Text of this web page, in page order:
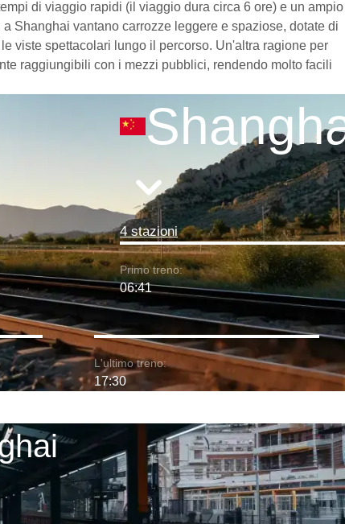
di viaggio rapidi (il viaggio dura circa 6 ore) e un ampio
Shanghai vantano carrozze leggere e spaziose, dotate di
viste spettacolari lungo il percorso. Un'altra ragione per
raggiungibili con i mezzi pubblici, rendendo molto facili
4 stazioni
Primo treno:
06:41
L'ultimo treno:
17:30